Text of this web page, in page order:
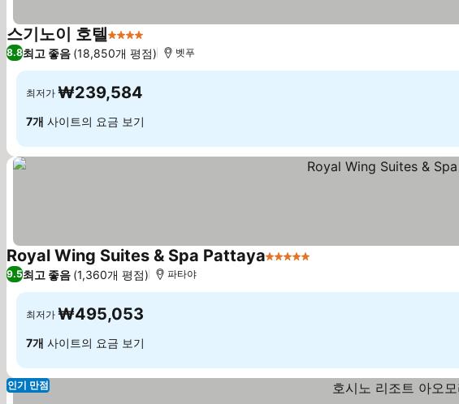
스기노이 호텔4 성급
8.8최고 좋음 (18,850개 평점) 벳푸
최저가 ₩239,584
7개 사이트의 요금 보기
Royal Wing Suites & Spa Pattaya5 성급
9.5최고 좋음 (1,360개 평점) 파타야
최저가 ₩495,053
7개 사이트의 요금 보기
인기 만점